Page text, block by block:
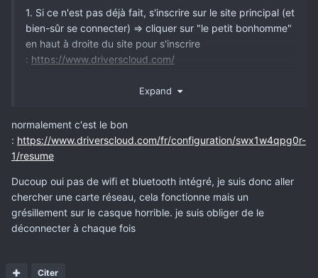
1. Si ce n'est pas déjà fait, s'inscrire sur le site principal (et
bien-sûr se connecter) => cliquer sur "le petit bonhomme"
en haut à droite du site pour s'inscrire
: https://www.driverscloud.com/
2. Suivre cette procédure pour partager ta configuration
comment-partager-sa-configuration-sur-le-forum/
Merci
Expand
normalement c'est le bon
: https://www.driverscloud.com/fr/configuration/swx1w4qpg0r-
1/resume
Ducoup oui pas de wifi et bluetooth intégré, je suis donc aller
chercher une carte réseau, cela fonctionne mais un
grésillement sur le casque horrible. je suis obliger de le
déconnecter à chaque fois
Citer